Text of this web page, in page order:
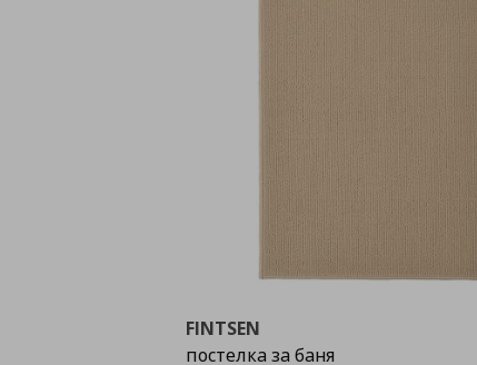
FINTSEN
постелка за баня